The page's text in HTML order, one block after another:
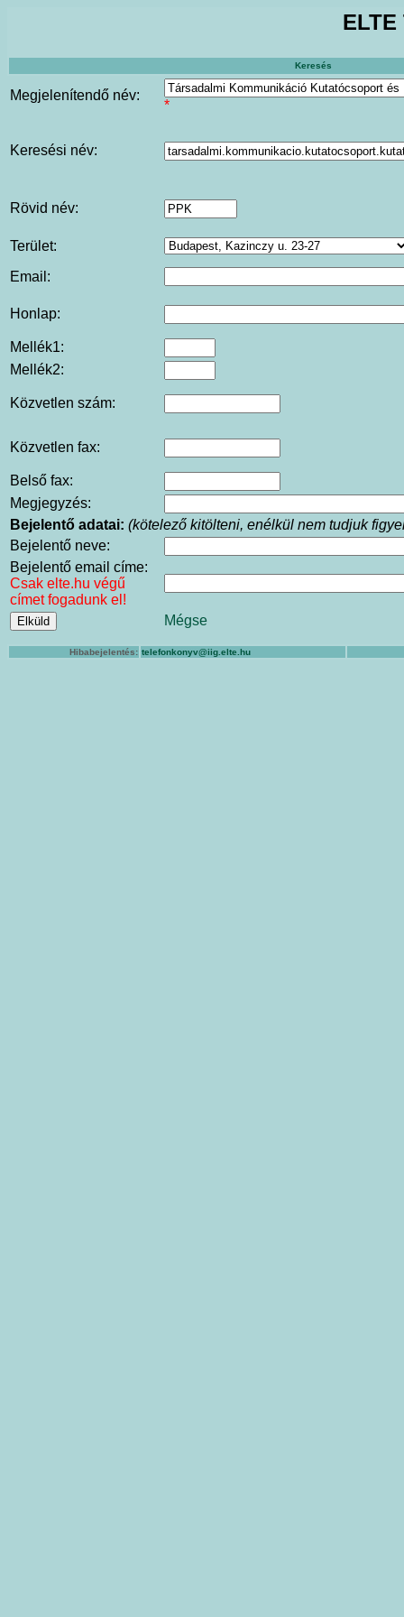
Keresés
Megjelenítendő név:
*
Keresési név:
Rövid név:
Terület:
Email:
Honlap:
Mellék1:
Mellék2:
Közvetlen szám:
Közvetlen fax:
Belső fax:
Megjegyzés:
Bejelentő adatai: (kötelező kitölteni, enélkül nem tudjuk
Bejelentő neve:
Bejelentő email címe:
Csak elte.hu végű
címet fogadunk el!
Mégse
Hibabejelentés: telefonkonyv@iig.elte.hu